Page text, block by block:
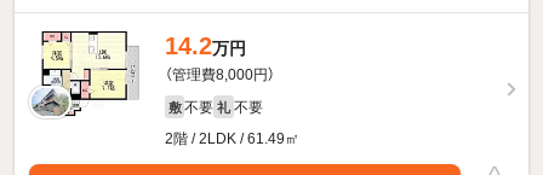
14.2万円
（管理費8,000円）
敷 不要 礼 不要
2階 / 2LDK / 61.49㎡